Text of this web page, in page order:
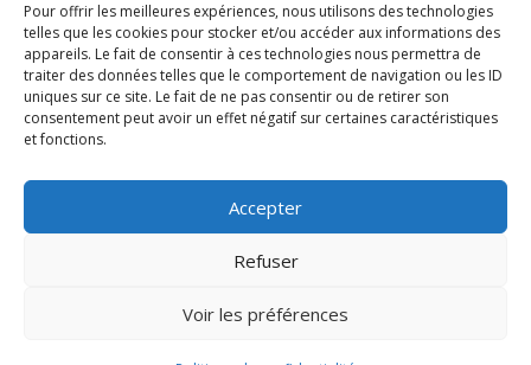
Pour offrir les meilleures expériences, nous utilisons des technologies
telles que les cookies pour stocker et/ou accéder aux informations des
appareils. Le fait de consentir à ces technologies nous permettra de
traiter des données telles que le comportement de navigation ou les ID
uniques sur ce site. Le fait de ne pas consentir ou de retirer son
consentement peut avoir un effet négatif sur certaines caractéristiques
et fonctions.
Accepter
Refuser
Voir les préférences
Politique de confidentialité
Mentions légales
Votre CPTS